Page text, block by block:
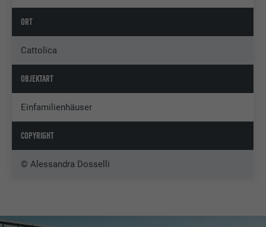
ORT
Cattolica
OBJEKTART
Einfamilienhäuser
COPYRIGHT
© Alessandra Dosselli